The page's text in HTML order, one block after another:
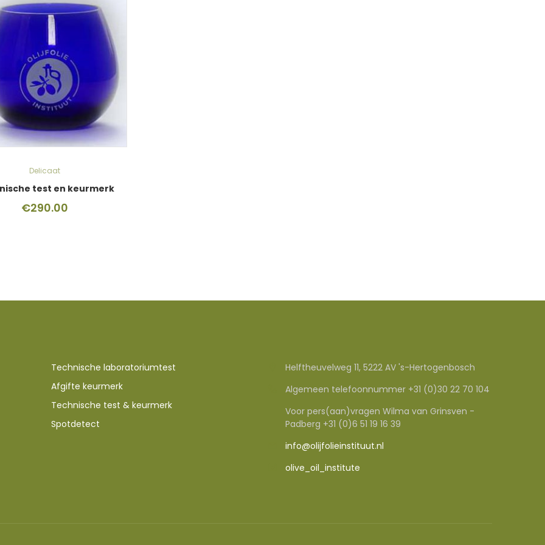
Delicaat
test en keurmerk
€290.00
Technische laboratoriumtest
Afgifte keurmerk
Technische test & keurmerk
Spotdetect
Helftheuvelweg 11, 5222 AV 's-Hertogenbosch
Algemeen telefoonnummer +31 (0)30 22 70 104
Voor pers(aan)vragen Wilma van Grinsven -
Padberg +31 (0)6 51 19 16 39
info@olijfolieinstituut.nl
olive_oil_institute